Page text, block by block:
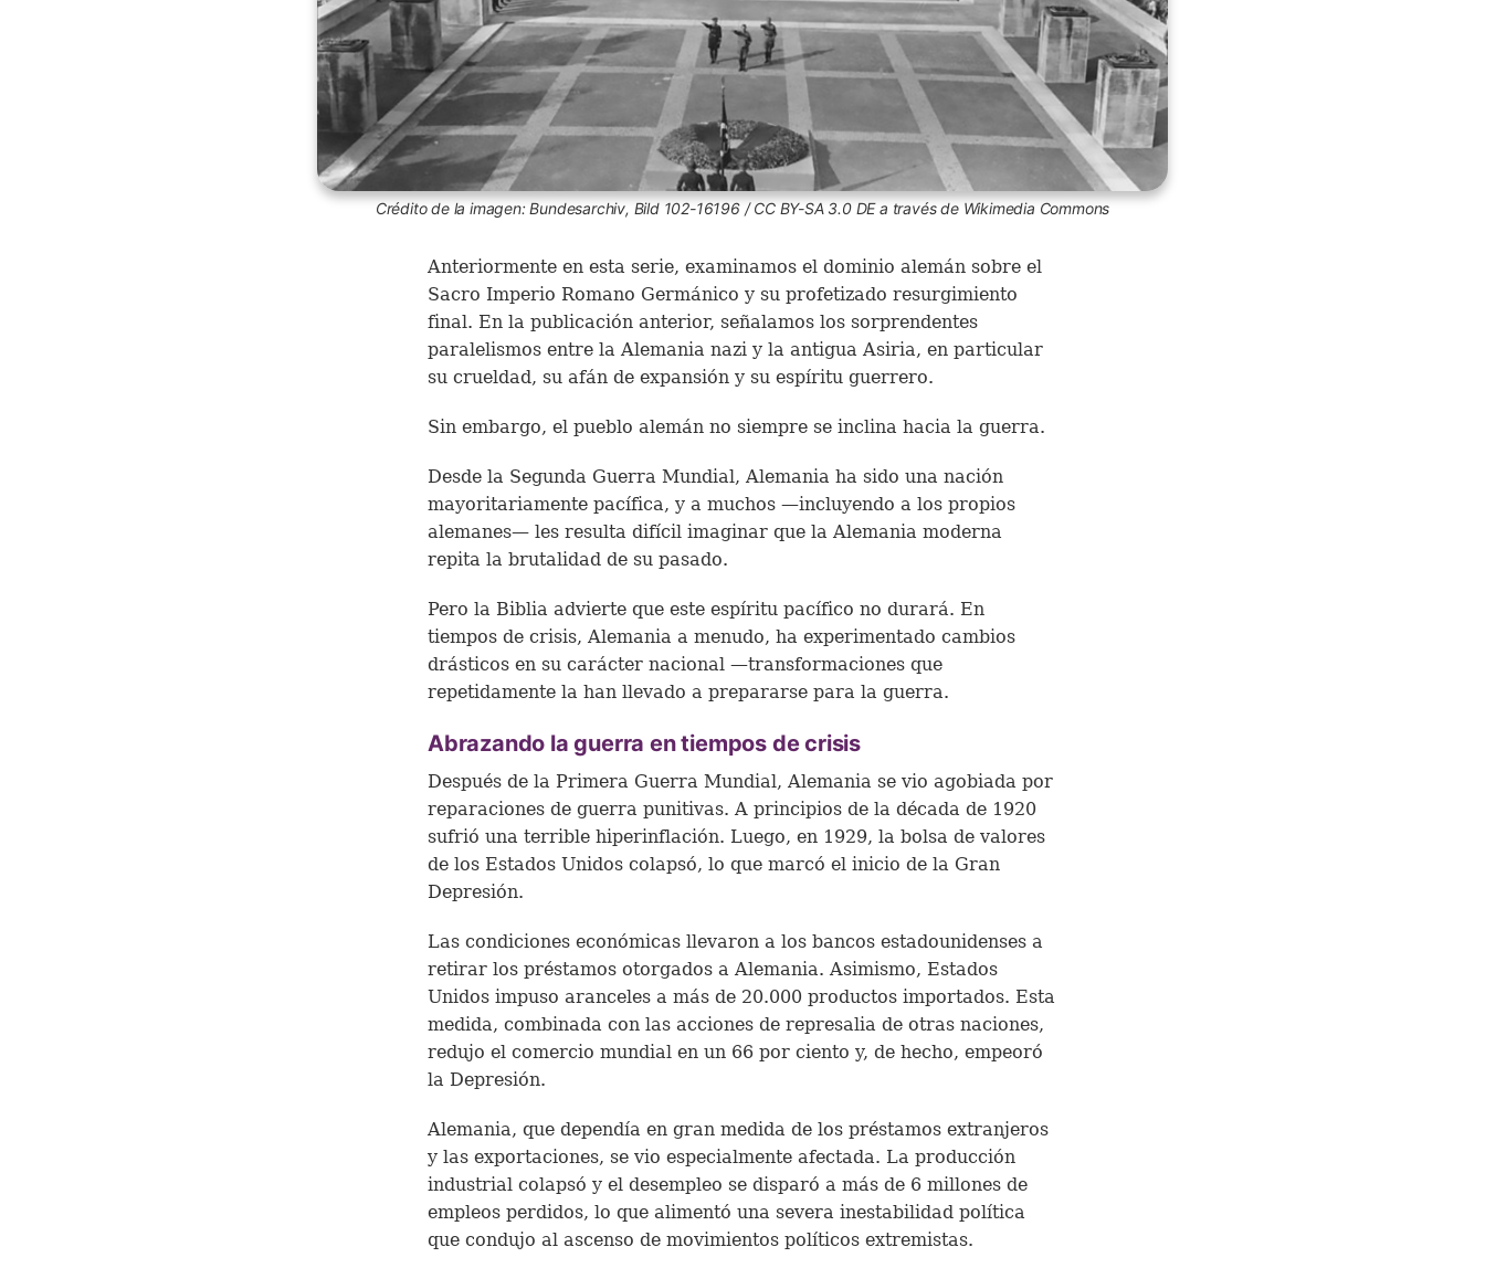
Crédito de la imagen: Bundesarchiv, Bild 102-16196 / CC BY-SA 3.0 DE a través de Wikimedia Commons
Anteriormente en esta serie, examinamos el dominio alemán sobre el
Sacro Imperio Romano Germánico y su profetizado resurgimiento
final. En la publicación anterior, señalamos los sorprendentes
paralelismos entre la Alemania nazi y la antigua Asiria, en particular
su crueldad, su afán de expansión y su espíritu guerrero.
Sin embargo, el pueblo alemán no siempre se inclina hacia la guerra.
Desde la Segunda Guerra Mundial, Alemania ha sido una nación
mayoritariamente pacífica, y a muchos —incluyendo a los propios
alemanes— les resulta difícil imaginar que la Alemania moderna
repita la brutalidad de su pasado.
Pero la Biblia advierte que este espíritu pacífico no durará. En
tiempos de crisis, Alemania a menudo, ha experimentado cambios
drásticos en su carácter nacional —transformaciones que
repetidamente la han llevado a prepararse para la guerra.
Abrazando la guerra en tiempos de crisis
Después de la Primera Guerra Mundial, Alemania se vio agobiada por
reparaciones de guerra punitivas. A principios de la década de 1920
sufrió una terrible hiperinflación. Luego, en 1929, la bolsa de valores
de los Estados Unidos colapsó, lo que marcó el inicio de la Gran
Depresión.
Las condiciones económicas llevaron a los bancos estadounidenses a
retirar los préstamos otorgados a Alemania. Asimismo, Estados
Unidos impuso aranceles a más de 20.000 productos importados. Esta
medida, combinada con las acciones de represalia de otras naciones,
redujo el comercio mundial en un 66 por ciento y, de hecho, empeoró
la Depresión.
Alemania, que dependía en gran medida de los préstamos extranjeros
y las exportaciones, se vio especialmente afectada. La producción
industrial colapsó y el desempleo se disparó a más de 6 millones de
empleos perdidos, lo que alimentó una severa inestabilidad política
que condujo al ascenso de movimientos políticos extremistas.